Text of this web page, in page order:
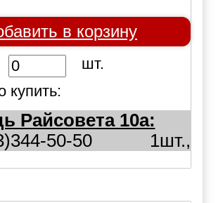
в корзину
шт.
купить:
Райсовета 10а:
1шт.,
50-50